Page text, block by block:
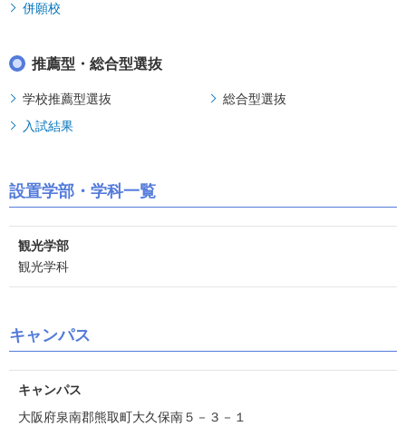
併願校
推薦型・総合型選抜
学校推薦型選抜
総合型選抜
入試結果
設置学部・学科一覧
観光学部
観光学科
キャンパス
キャンパス
大阪府泉南郡熊取町大久保南５－３－１